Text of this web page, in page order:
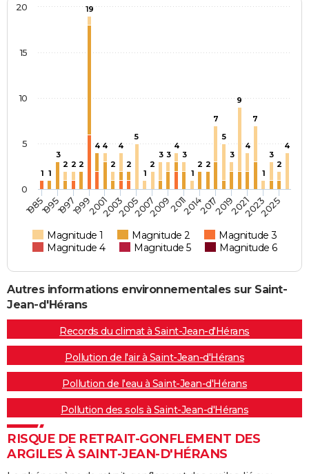
1 1
3
2 2 2
19
4 4
2
4
2
5
1
2
3 3
4
3
1
2 2
7
5
3
9
4
7
1
3
2
4
Magnitude 1 Magnitude 2
Magnitude 3
Magnitude 4
Magnitude 5 Magnitude 6
1985199519971999200120032005200720092011201420172019202120232025
0
5
10
15
20
Autres informations environnementales sur Saint-
Jean-d'Hérans
Records du climat à Saint-Jean-d'Hérans
Pollution de l'air à Saint-Jean-d'Hérans
Pollution de l'eau à Saint-Jean-d'Hérans
Pollution des sols à Saint-Jean-d'Hérans
RISQUE DE RETRAIT-GONFLEMENT DES
ARGILES À SAINT-JEAN-D'HÉRANS